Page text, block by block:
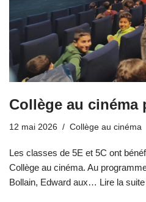
Collège au cinéma
12 mai 2026 Collège au cinéma
Les classes de 5E et 5C ont
Collège au cinéma. Au
Bollain, Edward aux… Lire la